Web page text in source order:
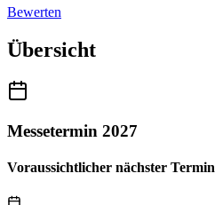
Bewerten
Übersicht
Messetermin 2027
Voraussichtlicher nächster Termin